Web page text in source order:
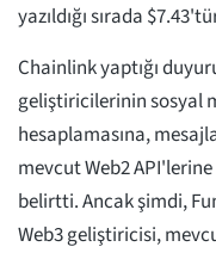
yazıldığı sırada
Chainlink yaptığı
geliştiricilerinin sosyal
hesaplamasına,
mevcut Web2
belirtti. Ancak şimdi,
Web3 geliştiricisi,